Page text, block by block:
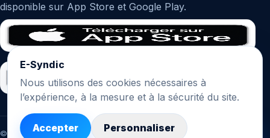
disponible sur App Store et Google Play.
© 2026 E-Syndic. Tous droits réservés.
E-Syndic
Nous utilisons des cookies nécessaires à
l’expérience, à la mesure et à la sécurité du site.
Accepter Personnaliser